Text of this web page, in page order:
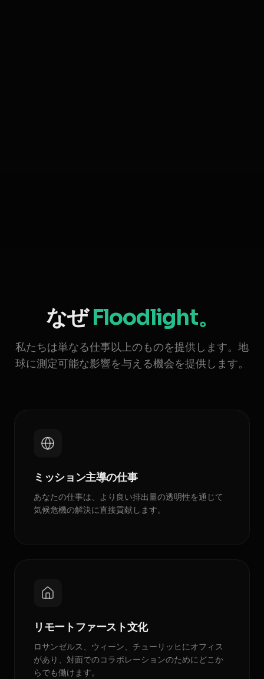
なぜ Floodlight。
私たちは単なる仕事以上のものを提供します。地
球に測定可能な影響を与える機会を提供します。
ミッション主導の仕事
あなたの仕事は、より良い排出量の透明性を通じて
気候危機の解決に直接貢献します。
リモートファースト文化
ロサンゼルス、ウィーン、チューリッヒにオフィス
があり、対面でのコラボレーションのためにどこか
らでも働けます。